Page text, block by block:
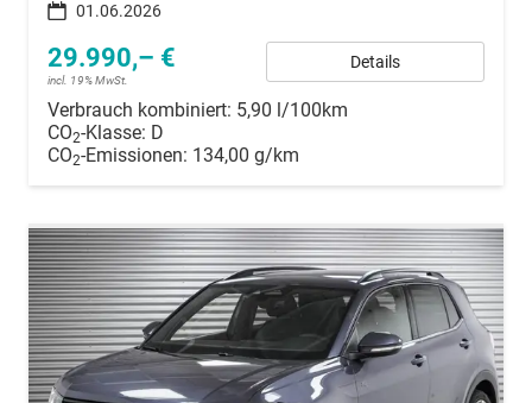
01.06.2026
29.990,– €
incl. 19% MwSt.
Details
Verbrauch kombiniert: 5,90 l/100km
CO2-Klasse: D
CO2-Emissionen: 134,00 g/km